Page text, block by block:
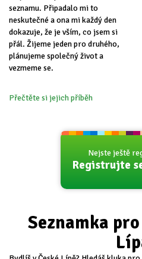
seznamu. Připadalo mi to
neskutečné a ona mi každý den
dokazuje, že je vším, co jsem si
přál. Žijeme jeden pro druhého,
plánujeme společný život a
vezmeme se.
Přečtěte si jejich příběh
Nejste ještě
Registrujte
Seznamka